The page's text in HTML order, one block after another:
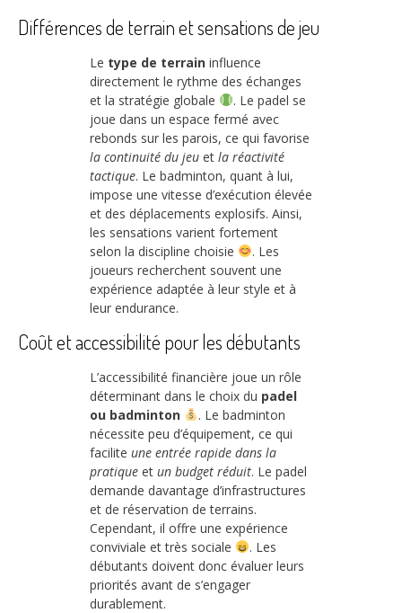
Différences de terrain et sensations de jeu
Le type de terrain influence
directement le rythme des échanges
et la stratégie globale
. Le padel se
joue dans un espace fermé avec
rebonds sur les parois, ce qui favorise
la continuité du jeu et la réactivité
tactique. Le badminton, quant à lui,
impose une vitesse d’exécution élevée
et des déplacements explosifs. Ainsi,
les sensations varient fortement
selon la discipline choisie
. Les
joueurs recherchent souvent une
expérience adaptée à leur style et à
leur endurance.
Coût et accessibilité pour les débutants
L’accessibilité financière joue un rôle
déterminant dans le choix du padel
ou badminton
. Le badminton
nécessite peu d’équipement, ce qui
facilite une entrée rapide dans la
pratique et un budget réduit. Le padel
demande davantage d’infrastructures
et de réservation de terrains.
Cependant, il offre une expérience
conviviale et très sociale
. Les
débutants doivent donc évaluer leurs
priorités avant de s’engager
durablement.